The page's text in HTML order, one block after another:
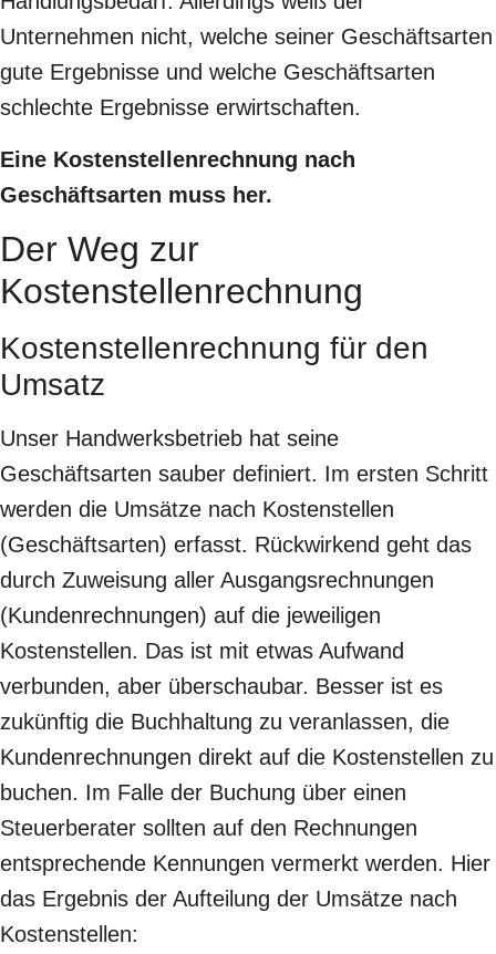
Unternehmen nicht, welche seiner Geschäftsarten
gute Ergebnisse und welche Geschäftsarten
schlechte Ergebnisse erwirtschaften.
Eine Kostenstellenrechnung nach
Geschäftsarten muss her.
Der Weg zur
Kostenstellenrechnung
Kostenstellenrechnung für den
Umsatz
Unser Handwerksbetrieb hat seine
Geschäftsarten sauber definiert. Im ersten Schritt
werden die Umsätze nach Kostenstellen
(Geschäftsarten) erfasst. Rückwirkend geht das
durch Zuweisung aller Ausgangsrechnungen
(Kundenrechnungen) auf die jeweiligen
Kostenstellen. Das ist mit etwas Aufwand
verbunden, aber überschaubar. Besser ist es
zukünftig die Buchhaltung zu veranlassen, die
Kundenrechnungen direkt auf die Kostenstellen zu
buchen. Im Falle der Buchung über einen
Steuerberater sollten auf den Rechnungen
entsprechende Kennungen vermerkt werden. Hier
das Ergebnis der Aufteilung der Umsätze nach
Kostenstellen: